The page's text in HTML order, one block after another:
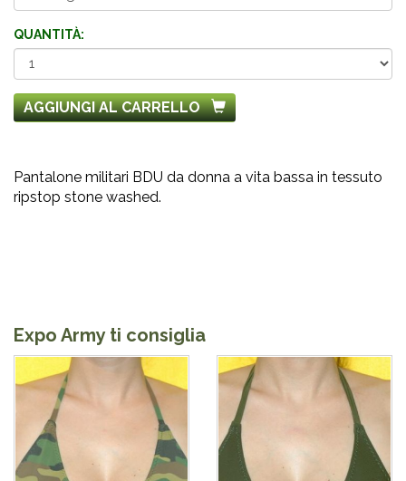
QUANTITÀ:
AGGIUNGI AL CARRELLO
Pantalone militari BDU da donna a vita bassa in tessuto
ripstop stone washed.
Expo Army ti consiglia